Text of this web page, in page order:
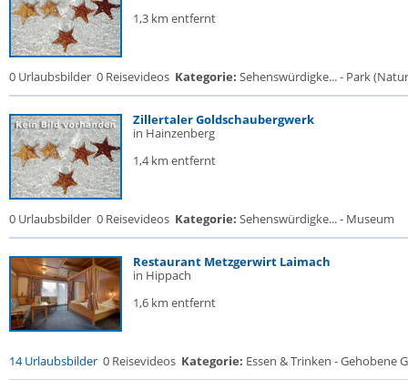
1,3 km entfernt
0 Urlaubsbilder 0 Reisevideos Kategorie: Sehenswürdigke... - Park
Zillertaler Goldschaubergwerk
in Hainzenberg
1,4 km entfernt
0 Urlaubsbilder 0 Reisevideos Kategorie: Sehenswürdigke... - Museum
Restaurant Metzgerwirt Laimach
in Hippach
1,6 km entfernt
14 Urlaubsbilder 0 Reisevideos Kategorie: Essen & Trinken - Gehobene